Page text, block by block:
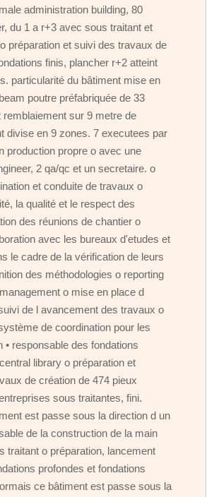
administration building, 80
du 1 a r+3 avec sous traitant et
préparation et suivi des travaux de
finis, plancher r+2 atteint
particularité du bâtiment mise en
poutre préfabriquée de 33
remblaiement sur 9 metre de
divise en 9 zones. 7 executees par
production propre o avec une
2 qa/qc et un secretaire. o
et conduite de travaux o
la qualité et le respect des
des réunions de chantier o
avec les bureaux d'etudes et
le cadre de la vérification de leurs
des méthodologies o reporting
o mise en place d
de l avancement des travaux o
de coordination pour les
• responsable des fondations
library o préparation et
de création de 474 pieux
sous traitantes, fini.
est passe sous la direction d un
de la construction de la main
traitant o préparation, lancement
profondes et fondations
ce bâtiment est passe sous la